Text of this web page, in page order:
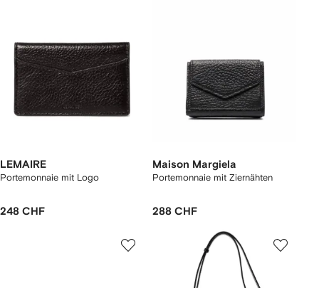
LEMAIRE
Portemonnaie mit Logo
248 CHF
Maison Margiela
Portemonnaie mit Ziernähten
288 CHF